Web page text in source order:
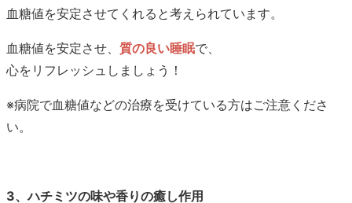
血糖値を安定させてくれると考えられています。
血糖値を安定させ、 質の良い睡眠で、
心をリフレッシュしましょう！
※病院で血糖値などの治療を受けている方はご注意くださ
い。
3、ハチミツの味や香りの癒し作用